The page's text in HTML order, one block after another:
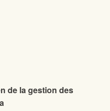
de la gestion des